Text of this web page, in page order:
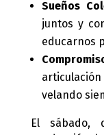
Sueños
juntos y
educarnos
velando
El sábado,